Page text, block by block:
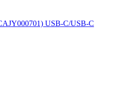
USB-C/USB-C